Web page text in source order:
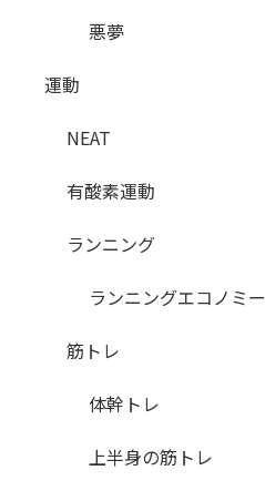
悪夢
運動
NEAT
有酸素運動
ランニング
ランニングエコノミー
筋トレ
体幹トレ
上半身の筋トレ